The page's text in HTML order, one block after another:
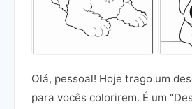
Olá, pessoal! Hoje trago um
para vocês colorirem. É um